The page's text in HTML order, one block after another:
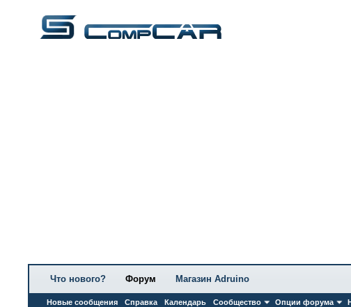
Что нового? Форум
Новые сообщения Справка Календарь Сообщество Опции форума
Магазин Adruino